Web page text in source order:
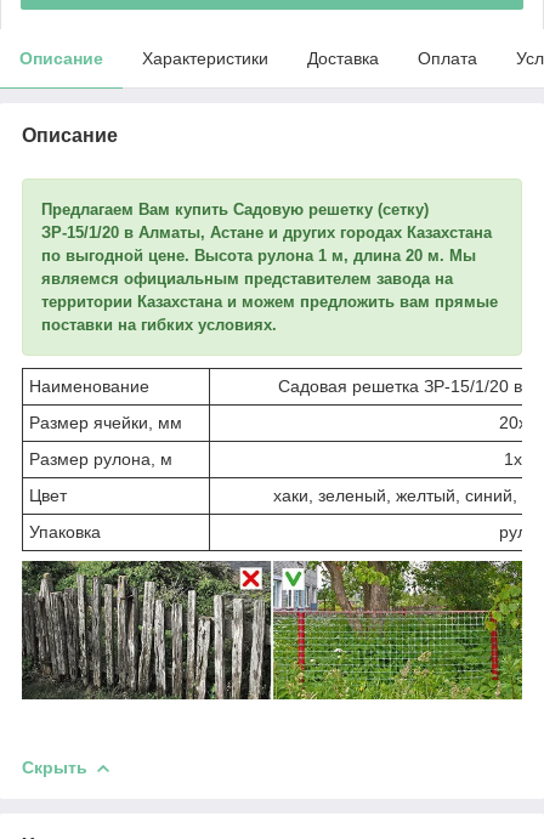
Описание Характеристики Доставка Оплата
Описание
Предлагаем Вам купить Садовую решетку (сетку)
ЗР-15/1/20 в Алматы, Астане и других городах Казахстана
по выгодной цене. Высота рулона 1 м, длина 20 м. Мы
являемся официальным представителем завода на
территории Казахстана и можем предложить вам прямые
поставки на гибких условиях.
Наименование
Садовая решетка ЗР-15/1/20
Размер ячейки, мм
Размер рулона, м
1х20
Цвет
хаки, зеленый, желтый, синий,
Упаковка
Скрыть